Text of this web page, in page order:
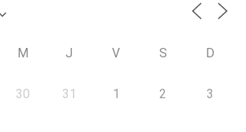
M J V S D
30 31 1 2 3